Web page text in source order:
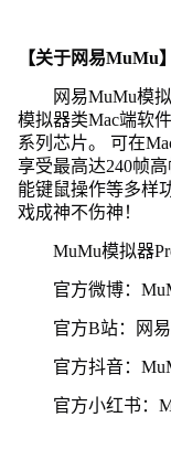
【关于网易MuMu】
网易MuMu模
模拟器类Mac端软
系列芯片。 可在
享受最高达240帧
能键鼠操作等多样
戏成神不伤神！
MuMu模拟器
官方微博：
官方B站：网
官方抖音：
官方小红书：